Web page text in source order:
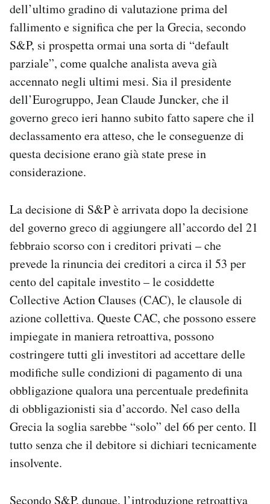
AREA PERSONALE
Area Personale
Newsletter
Notifiche mobile
Regala il Post
Hai bisogno di aiuto?
dell’ultimo gradino di valutazione prima del
fallimento e significa che per la Grecia, secondo
S&P, si prospetta ormai una sorta di “default
parziale”, come qualche analista aveva già
accennato negli ultimi mesi. Sia il presidente
dell’Eurogruppo, Jean Claude Juncker, che il
governo greco ieri hanno subito fatto sapere che il
declassamento era atteso, che le conseguenze di
questa decisione erano già state prese in
considerazione.
La decisione di S&P è arrivata dopo la decisione
del governo greco di aggiungere all’accordo del 21
febbraio scorso con i creditori privati – che
prevede la rinuncia dei creditori a circa il 53 per
cento del capitale investito – le cosiddette
Collective Action Clauses (CAC), le clausole di
azione collettiva. Queste CAC, che possono essere
impiegate in maniera retroattiva, possono
costringere tutti gli investitori ad accettare delle
modifiche sulle condizioni di pagamento di una
obbligazione qualora una percentuale predefinita
di obbligazionisti sia d’accordo. Nel caso della
Grecia la soglia sarebbe “solo” del 66 per cento. Il
tutto senza che il debitore si dichiari tecnicamente
insolvente.
Secondo S&P, dunque, l’introduzione retroattiva